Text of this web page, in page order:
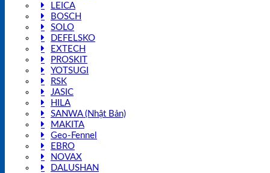
LEICA
BOSCH
SOLO
DEFELSKO
EXTECH
PROSKIT
YOTSUGI
RSK
JASIC
HILA
SANWA (Nhật Bản)
MAKITA
Geo-Fennel
EBRO
NOVAX
DALUSHAN